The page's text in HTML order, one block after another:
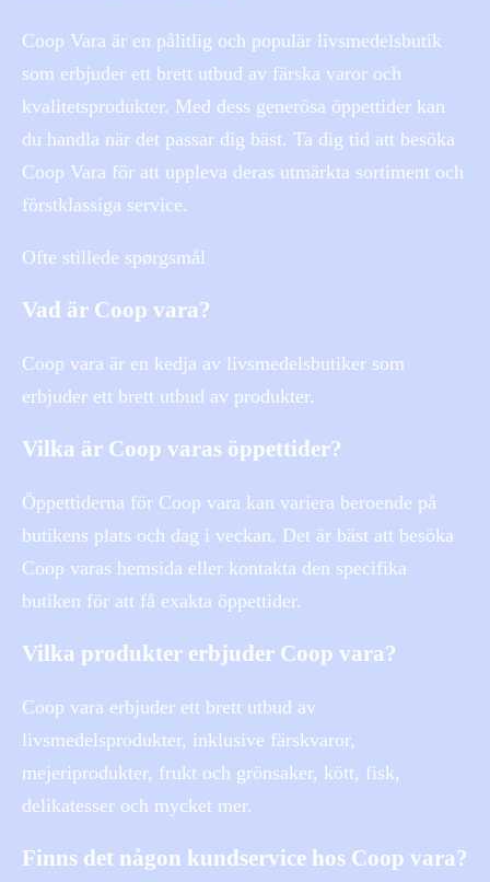
Coop Vara är en pålitlig och populär livsmedelsbutik
som erbjuder ett brett utbud av färska varor och
kvalitetsprodukter. Med dess generösa öppettider kan
du handla när det passar dig bäst. Ta dig tid att besöka
Coop Vara för att uppleva deras utmärkta sortiment och
förstklassiga service.
Ofte stillede spørgsmål
Vad är Coop vara?
Coop vara är en kedja av livsmedelsbutiker som
erbjuder ett brett utbud av produkter.
Vilka är Coop varas öppettider?
Öppettiderna för Coop vara kan variera beroende på
butikens plats och dag i veckan. Det är bäst att besöka
Coop varas hemsida eller kontakta den specifika
butiken för att få exakta öppettider.
Vilka produkter erbjuder Coop vara?
Coop vara erbjuder ett brett utbud av
livsmedelsprodukter, inklusive färskvaror,
mejeriprodukter, frukt och grönsaker, kött, fisk,
delikatesser och mycket mer.
Finns det någon kundservice hos Coop vara?